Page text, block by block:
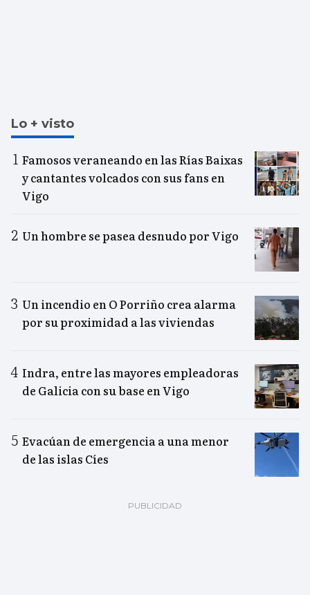
Lo + visto
Famosos veraneando en las Rías Baixas
y cantantes volcados con sus fans en
Vigo
Un hombre se pasea desnudo por Vigo
Un incendio en O Porriño crea alarma
por su proximidad a las viviendas
Indra, entre las mayores empleadoras
de Galicia con su base en Vigo
Evacúan de emergencia a una menor
de las islas Cíes